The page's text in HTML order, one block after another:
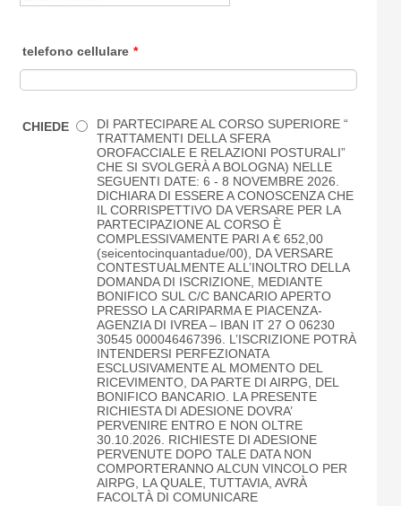
telefono cellulare *
CHIEDE
DI PARTECIPARE AL CORSO SUPERIORE “
TRATTAMENTI DELLA SFERA
OROFACCIALE E RELAZIONI POSTURALI”
CHE SI SVOLGERÀ A BOLOGNA) NELLE
SEGUENTI DATE: 6 - 8 NOVEMBRE 2026.
DICHIARA DI ESSERE A CONOSCENZA CHE
IL CORRISPETTIVO DA VERSARE PER LA
PARTECIPAZIONE AL CORSO È
COMPLESSIVAMENTE PARI A € 652,00
(seicentocinquantadue/00), DA VERSARE
CONTESTUALMENTE ALL’INOLTRO DELLA
DOMANDA DI ISCRIZIONE, MEDIANTE
BONIFICO SUL C/C BANCARIO APERTO
PRESSO LA CARIPARMA E PIACENZA-
AGENZIA DI IVREA – IBAN IT 27 O 06230
30545 000046467396. L’ISCRIZIONE POTRÀ
INTENDERSI PERFEZIONATA
ESCLUSIVAMENTE AL MOMENTO DEL
RICEVIMENTO, DA PARTE DI AIRPG, DEL
BONIFICO BANCARIO. LA PRESENTE
RICHIESTA DI ADESIONE DOVRA’
PERVENIRE ENTRO E NON OLTRE
30.10.2026. RICHIESTE DI ADESIONE
PERVENUTE DOPO TALE DATA NON
COMPORTERANNO ALCUN VINCOLO PER
AIRPG, LA QUALE, TUTTAVIA, AVRÀ
FACOLTÀ DI COMUNICARE